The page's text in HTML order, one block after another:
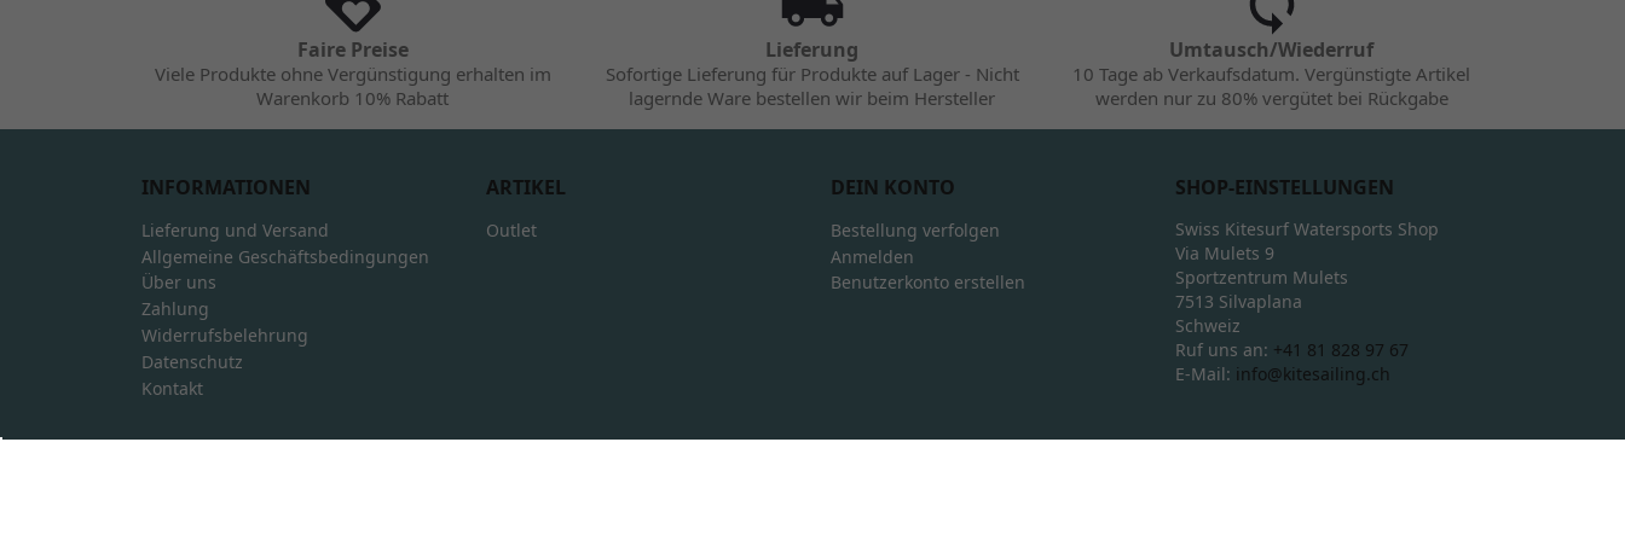
Faire Preise
Viele Produkte ohne Vergünstigung erhalten im
Warenkorb 10% Rabatt
Lieferung
Sofortige Lieferung für Produkte auf Lager - Nicht
lagernde Ware bestellen wir beim Hersteller
Umtausch/Wiederruf
10 Tage ab Verkaufsdatum. Vergünstigte Artikel
werden nur zu 80% vergütet bei Rückgabe
INFORMATIONEN
Lieferung und Versand
Allgemeine Geschäftsbedingungen
Über uns
Zahlung
Widerrufsbelehrung
Datenschutz
Kontakt
ARTIKEL
Outlet
DEIN KONTO
Bestellung verfolgen
Anmelden
Benutzerkonto erstellen
SHOP-EINSTELLUNGEN
Swiss Kitesurf Watersports Shop
Via Mulets 9
Sportzentrum Mulets
7513 Silvaplana
Schweiz
Ruf uns an: +41 81 828 97 67
E-Mail: info@kitesailing.ch